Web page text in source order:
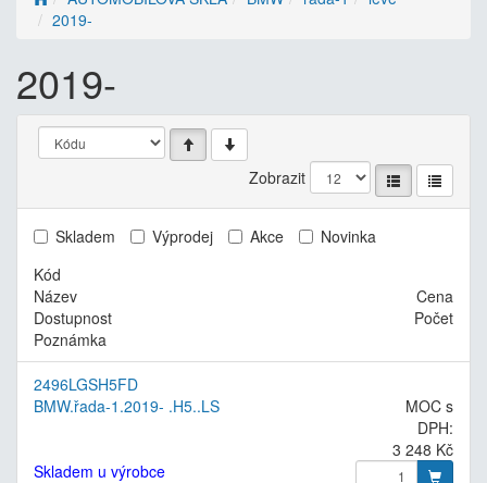
2019-
2019-
Zobrazit
Skladem Výprodej Akce
Novinka
Kód
Název
Cena
Dostupnost
Počet
Poznámka
2496LGSH5FD
BMW.řada-1.2019- .H5..LS
MOC s
DPH:
3 248 Kč
Skladem u výrobce